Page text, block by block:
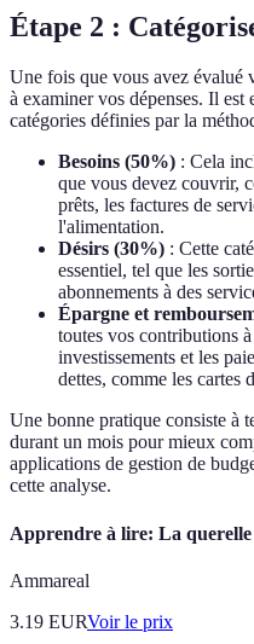
Étape 2 :
Une fois que vous avez évalué
à examiner vos dépenses. Il est
catégories définies par la
Besoins (50%) : Cela
que vous devez couvrir,
prêts, les factures de
l'alimentation.
Désirs (30%) : Cette
essentiel, tel que les
abonnements à des
Épargne et
toutes vos contributions
investissements et les
dettes, comme les cartes
Une bonne pratique consiste à
durant un mois pour mieux
applications de gestion de
cette analyse.
Apprendre à lire: La querelle
Ammareal
3.19 EURVoir le prix